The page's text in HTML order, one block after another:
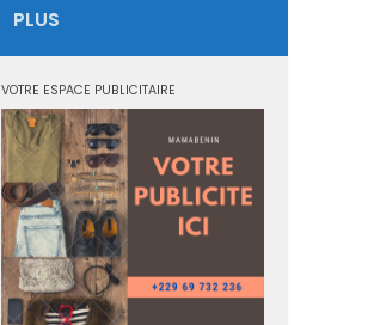
PLUS
VOTRE ESPACE PUBLICITAIRE